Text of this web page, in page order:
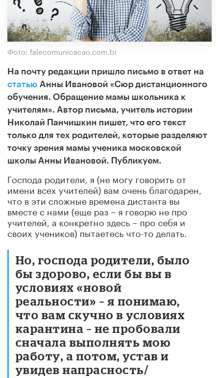
Фото: falecomunicacao.com.br
На почту редакции пришло письмо в ответ на
статью Анны Ивановой «Сюр дистанционного
обучения. Обращение мамы школьника к
учителям». Автор письма, учитель истории
Николай Панчишкин пишет, что его текст
только для тех родителей, которые разделяют
точку зрения мамы ученика московской
школы Анны Ивановой. Публикуем.
Господа родители, я (не могу говорить от
имени всех учителей) вам очень благодарен,
что в эти сложные времена дистанта вы
вместе с нами (еще раз – я говорю не про
учителей, а конкретно здесь – про себя и
своих учеников) пытаетесь что-то делать.
Но, господа родители, было
бы здорово, если бы вы в
условиях «новой
реальности» – я понимаю,
что вам скучно в условиях
карантина – не пробовали
сначала выполнять мою
работу, а потом, устав и
увидев напрасность/